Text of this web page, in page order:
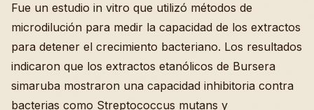
Fue un estudio in vitro que utilizó métodos de
microdilución para medir la capacidad de los extractos
para detener el crecimiento bacteriano. Los resultados
indicaron que los extractos etanólicos de Bursera
simaruba mostraron una capacidad inhibitoria contra
bacterias como Streptococcus mutans y